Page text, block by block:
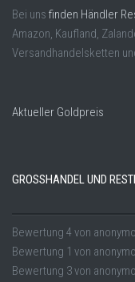
Bei uns finden Händler
Amazon, Kaufland,
Versandhandelsketten
Aktueller Goldpreis
GROSSHANDEL UND
Bewertung 4 von
Bewertung 1 von
Bewertung 3von